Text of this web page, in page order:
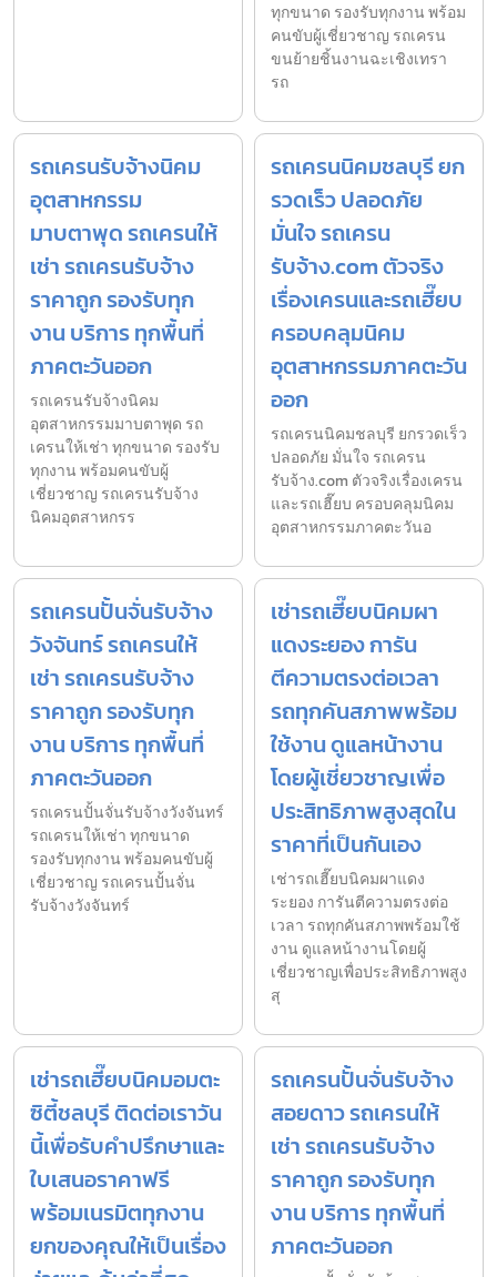
ทุกขนาด รองรับทุกงาน พร้อม
คนขับผู้เชี่ยวชาญ รถเครน
ขนย้ายชิ้นงานฉะเชิงเทรา
รถ
รถเครนรับจ้างนิคม
อุตสาหกรรม
มาบตาพุด รถเครนให้
เช่า รถเครนรับจ้าง
ราคาถูก รองรับทุก
งาน บริการ ทุกพื้นที่
ภาคตะวันออก
รถเครนรับจ้างนิคม
อุตสาหกรรมมาบตาพุด รถ
เครนให้เช่า ทุกขนาด รองรับ
ทุกงาน พร้อมคนขับผู้
เชี่ยวชาญ รถเครนรับจ้าง
นิคมอุตสาหกรร
รถเครนนิคมชลบุรี ยก
รวดเร็ว ปลอดภัย
มั่นใจ รถเครน
รับจ้าง.com ตัวจริง
เรื่องเครนและรถเฮี๊ยบ
ครอบคลุมนิคม
อุตสาหกรรมภาคตะวัน
ออก
รถเครนนิคมชลบุรี ยกรวดเร็ว
ปลอดภัย มั่นใจ รถเครน
รับจ้าง.com ตัวจริงเรื่องเครน
และรถเฮี๊ยบ ครอบคลุมนิคม
อุตสาหกรรมภาคตะวันอ
รถเครนปั้นจั่นรับจ้าง
วังจันทร์ รถเครนให้
เช่า รถเครนรับจ้าง
ราคาถูก รองรับทุก
งาน บริการ ทุกพื้นที่
ภาคตะวันออก
รถเครนปั้นจั่นรับจ้างวังจันทร์
รถเครนให้เช่า ทุกขนาด
รองรับทุกงาน พร้อมคนขับผู้
เชี่ยวชาญ รถเครนปั้นจั่น
รับจ้างวังจันทร์
เช่ารถเฮี๊ยบนิคมผา
แดงระยอง การัน
ตีความตรงต่อเวลา
รถทุกคันสภาพพร้อม
ใช้งาน ดูแลหน้างาน
โดยผู้เชี่ยวชาญเพื่อ
ประสิทธิภาพสูงสุดใน
ราคาที่เป็นกันเอง
เช่ารถเฮี๊ยบนิคมผาแดง
ระยอง การันตีความตรงต่อ
เวลา รถทุกคันสภาพพร้อมใช้
งาน ดูแลหน้างานโดยผู้
เชี่ยวชาญเพื่อประสิทธิภาพสูง
สุ
เช่ารถเฮี๊ยบนิคมอมตะ
ซิตี้ชลบุรี ติดต่อเราวัน
นี้เพื่อรับคำปรึกษาและ
ใบเสนอราคาฟรี
พร้อมเนรมิตทุกงาน
ยกของคุณให้เป็นเรื่อง
รถเครนปั้นจั่นรับจ้าง
สอยดาว รถเครนให้
เช่า รถเครนรับจ้าง
ราคาถูก รองรับทุก
งาน บริการ ทุกพื้นที่
ภาคตะวันออก